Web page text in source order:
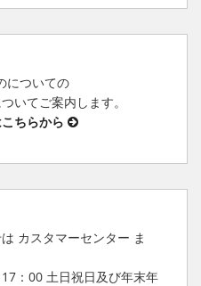
についての
いてご案内します。
ちらから
カスタマーセンター ま
：00 土日祝日及び年末年